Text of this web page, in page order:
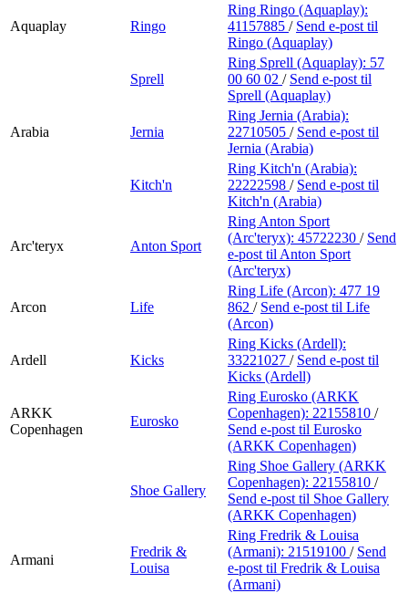
Aquaplay Ringo
Ring Ringo (Aquaplay):
41157885 / Send e-post til
Ringo (Aquaplay)
Sprell
Ring Sprell (Aquaplay): 57
00 60 02 / Send e-post til
Sprell (Aquaplay)
Arabia Jernia
Ring Jernia (Arabia):
22710505 / Send e-post til
Jernia (Arabia)
Kitch'n
Ring Kitch'n (Arabia):
22222598 / Send e-post til
Kitch'n (Arabia)
Arc'teryx Anton Sport
Ring Anton Sport
(Arc'teryx): 45722230 / Send
e-post til Anton Sport
(Arc'teryx)
Arcon Life
Ring Life (Arcon): 477 19
862 / Send e-post til Life
(Arcon)
Ardell Kicks
Ring Kicks (Ardell):
33221027 / Send e-post til
Kicks (Ardell)
ARKK
Copenhagen
Eurosko
Ring Eurosko (ARKK
Copenhagen): 22155810 /
Send e-post til Eurosko
(ARKK Copenhagen)
Shoe Gallery
Ring Shoe Gallery (ARKK
Copenhagen): 22155810 /
Send e-post til Shoe Gallery
(ARKK Copenhagen)
Armani
Fredrik &
Louisa
Ring Fredrik & Louisa
(Armani): 21519100 / Send
e-post til Fredrik & Louisa
(Armani)